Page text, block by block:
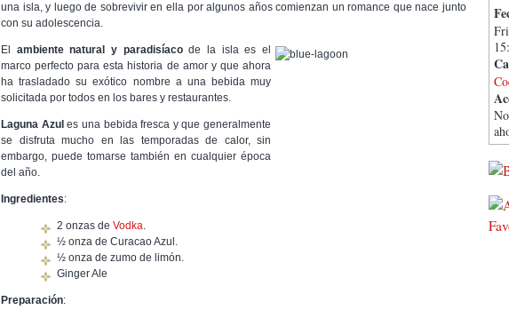
una isla, y luego de sobrevivir en ella por algunos años comienzan un romance que nace junto
con su adolescencia.
El ambiente natural y paradisíacode la isla es el
marco perfecto para esta historia de amor y que ahora
ha trasladado su exótico nombre a una bebida muy
solicitada por todos en los bares y restaurantes.
Laguna Azul es una bebida fresca y que generalmente
se disfruta mucho en las temporadas de calor, sin
embargo, puede tomarse también en cualquier época
del año.
Ingredientes:
2 onzas de Vodka.
½ onza de Curacao Azul.
½ onza de zumo de limón.
Ginger Ale
Preparación: